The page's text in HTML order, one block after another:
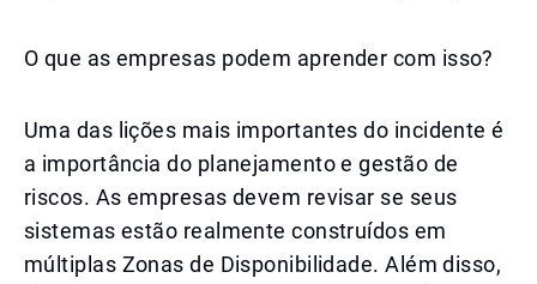
O que as empresas podem aprender com isso?
Uma das lições mais importantes do incidente é
a importância do planejamento e gestão de
riscos. As empresas devem revisar se seus
sistemas estão realmente construídos em
múltiplas Zonas de Disponibilidade. Além disso,